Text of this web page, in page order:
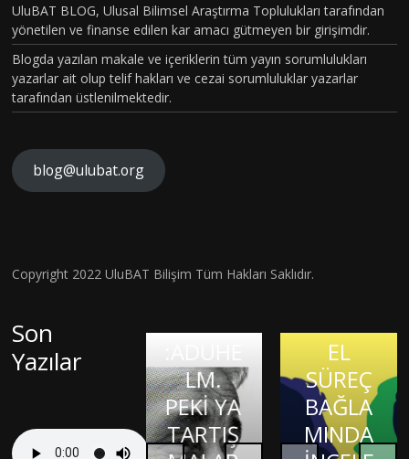
UluBAT BLOG, Ulusal Bilimsel Araştırma Toplulukları tarafından
yönetilen ve finanse edilen kar amacı gütmeyen bir girişimdir.
Blogda yazılan makale ve içeriklerin tüm yayın sorumlulukları
yazarlar ait olup telif hakları ve cezai sorumluluklar yazarlar
tarafından üstlenilmektedir.
blog@ulubat.org
Copyright 2022 UluBAT Bilişim Tüm Hakları Saklıdır.
Son
Yazılar
İLK
TEDAVİ
:ADUHE
LM.
TARTIŞ
SI BİR
MATEM
OLMAK:
JASON
PADGE
en De
Görme
Kaybına
Sebep
Teorisi
ve
Bilgiye
TOPLU
MSAL
CİNSİYE
T
MLARIN
FİZYOL
SÜREÇ
BAĞLA
MINDA
KIRIK
KALPLE
R